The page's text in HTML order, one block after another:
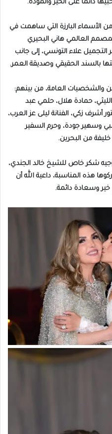
دائمًا على الخير والمودة.
الأسماء البارزة التي ساهمت في
العالمي هاني البحيري
علاء التونسي، إلى جانب
بالسند الحقيقي وصديقة العمر.
والشخصيات العامة، من بينهم:
حمادة هلال، حلمي عبد
أشرف زكي، الفنانة ليلى عز العرب،
وسهير جودة، وحرم السفير
من البحرين.
شكر خاص للشيخ خالد الجندي،
هذه المناسبة، داعية الله أن
وسعادة دائمة.